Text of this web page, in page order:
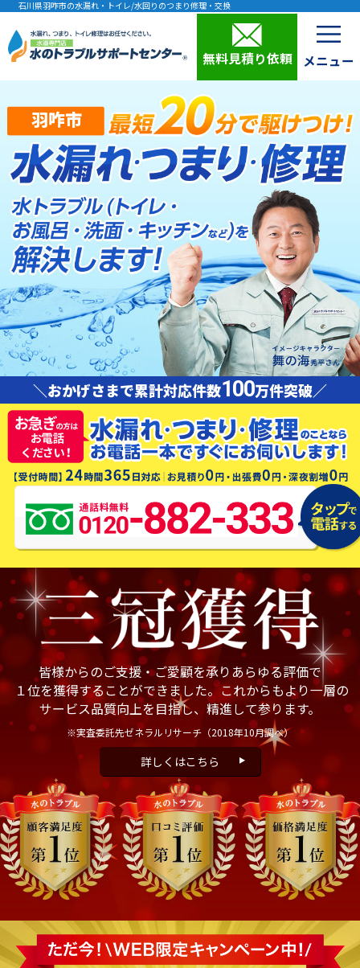
石川県羽咋市の水漏れ・トイレ/水回りのつまり修理・交換
無料見積り依頼
羽咋市
＼おかげさまで累計対応件数100万件突破／
皆様からのご支援・ご愛顧を承りあらゆる評価で
１位を獲得することができました。これからもより一層の
サービス品質向上を目指し、精進して参ります。
※実査委託先ゼネラルリサーチ （2018年10月調べ）
詳しくはこちら